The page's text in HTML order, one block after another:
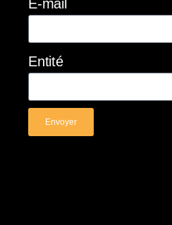
E-mail
Entité
Envoyer